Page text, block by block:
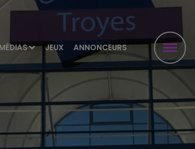
MÉDIAS JEUX ANNONCEURS